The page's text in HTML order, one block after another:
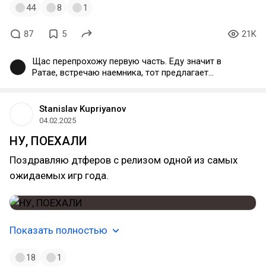
44 8 1
87 5 21K
Щас перепрохожу первую часть. Еду значит в
Ратае, встречаю наемника, тот предлагает
сдаются, начинаем драться я его не сильно
луплю, тут вдруг он дергается и я ему по голове
помер, тем временем шли чуваки и побежали
блин
Stanislav Kupriyanov
04.02.2025
НУ, ПОЕХАЛИ
Поздравляю дтферов с релизом одной из самых
ожидаемых игр года.
Показать полностью
18 1